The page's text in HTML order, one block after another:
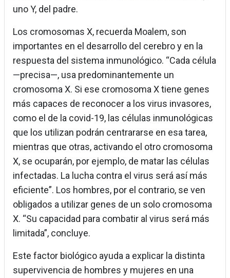
uno Y, del padre.
Los cromosomas X, recuerda Moalem, son
importantes en el desarrollo del cerebro y en la
respuesta del sistema inmunológico. “Cada célula
—precisa—, usa predominantemente un
cromosoma X. Si ese cromosoma X tiene genes
más capaces de reconocer a los virus invasores,
como el de la covid-19, las células inmunológicas
que los utilizan podrán centrararse en esa tarea,
mientras que otras, activando el otro cromosoma
X, se ocuparán, por ejemplo, de matar las células
infectadas. La lucha contra el virus será así más
eficiente”. Los hombres, por el contrario, se ven
obligados a utilizar genes de un solo cromosoma
X. “Su capacidad para combatir al virus será más
limitada”, concluye.
Este factor biológico ayuda a explicar la distinta
supervivencia de hombres y mujeres en una